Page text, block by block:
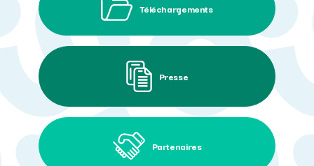
Téléchargements
Presse
Partenaires